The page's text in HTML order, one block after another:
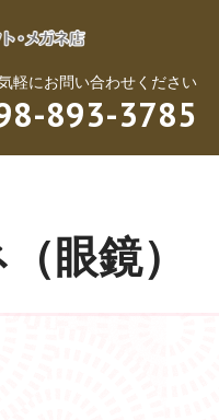
軽にお問い合わせください
893-3785
眼鏡）